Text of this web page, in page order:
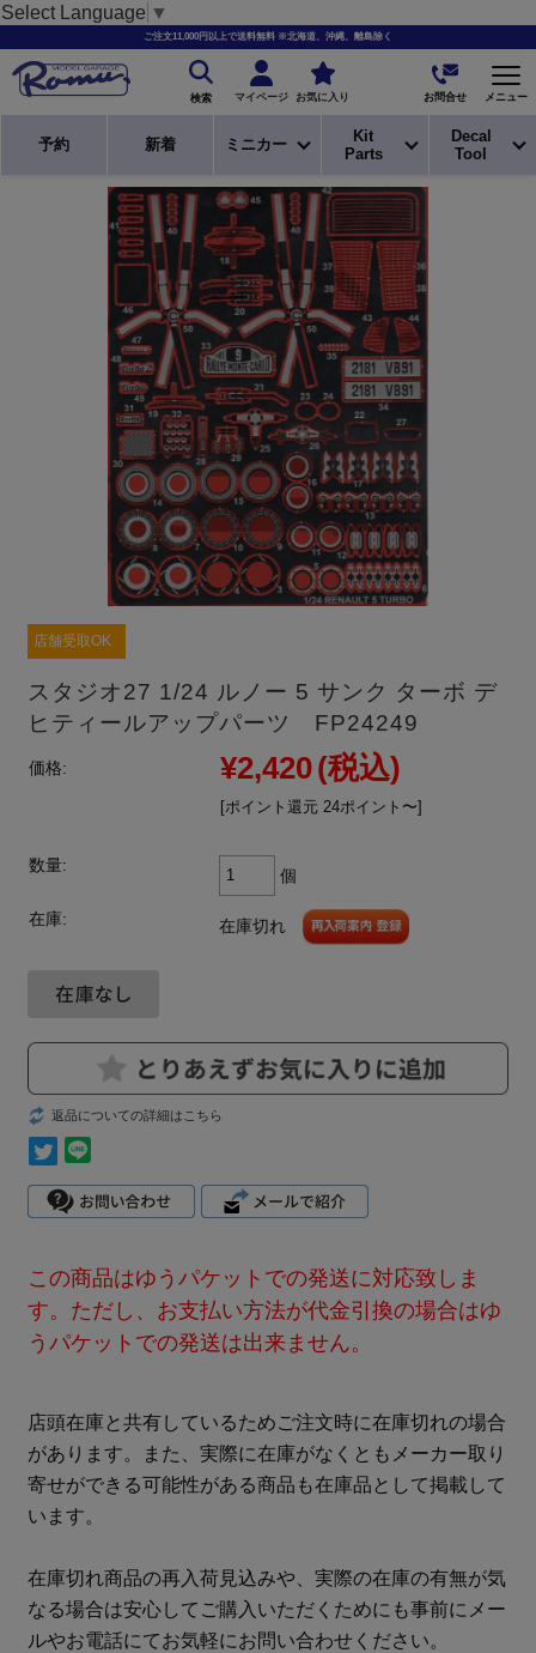
Select Language ▼
ご注文11,000円以上で送料無料 ※北海道、沖縄、離島除く
検索 マイページ お気に入り お問合せ メニュー
予約 新着 ミニカー
Kit
Parts
Decal
Tool
店舗受取OK
スタジオ27 1/24 ルノー 5 サンク ターボ デ
ヒティールアップパーツ FP24249
価格: ¥2,420(税込)
[ポイント還元 24ポイント〜]
数量:
個
在庫: 在庫切れ
返品についての詳細はこちら
この商品はゆうパケットでの発送に対応致しま
す。ただし、お支払い方法が代金引換の場合はゆ
うパケットでの発送は出来ません。
店頭在庫と共有しているためご注文時に在庫切れの場合
があります。また、実際に在庫がなくともメーカー取り
寄せができる可能性がある商品も在庫品として掲載して
います。
在庫切れ商品の再入荷見込みや、実際の在庫の有無が気
なる場合は安心してご購入いただくためにも事前にメー
ルやお電話にてお気軽にお問い合わせください。